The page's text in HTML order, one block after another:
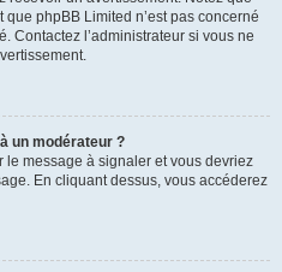
que phpBB Limited n’est pas concerné
Contactez l’administrateur si vous ne
un modérateur ?
le message à signaler et vous devriez
En cliquant dessus, vous accéderez